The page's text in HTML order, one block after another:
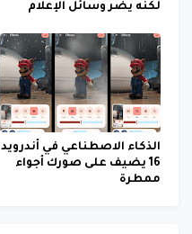
لكنه يضر وسائل الإعلام
الذكاء الاصطناعي في أندرويد
16 يضيف على صورك أجواء
ممطرة